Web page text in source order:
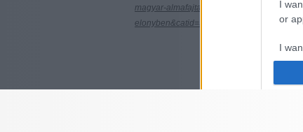
I
or
I
magyar-almafajtak-